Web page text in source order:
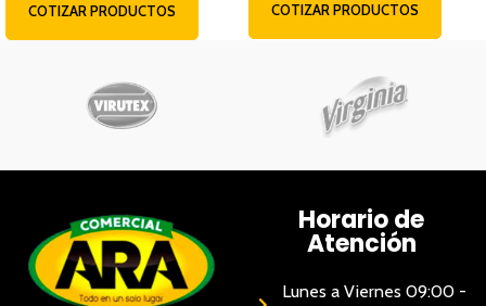
COTIZAR PRODUCTOS COTIZAR PRODUCTOS
Horario de
Atención
Lunes a Viernes 09:00 -